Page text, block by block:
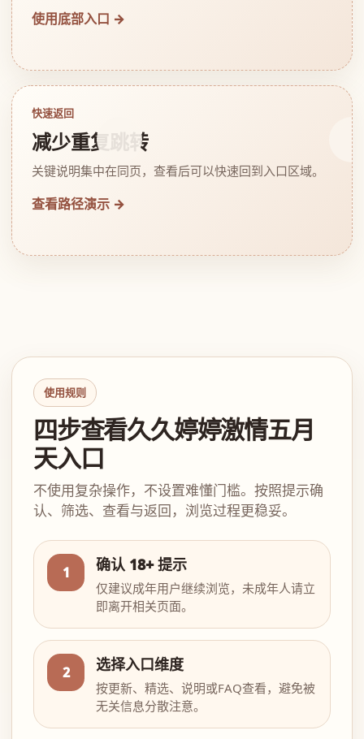
使用底部入口 →
快速返回
减少重复跳转
关键说明集中在同页，查看后可以快速回到入口区域。
查看路径演示 →
使用规则
四步查看久久婷婷激情五月
天入口
不使用复杂操作，不设置难懂门槛。按照提示确
认、筛选、查看与返回，浏览过程更稳妥。
1 确认 18+ 提示
仅建议成年用户继续浏览，未成年人请立
即离开相关页面。
2 选择入口维度
按更新、精选、说明或FAQ查看，避免被
无关信息分散注意。